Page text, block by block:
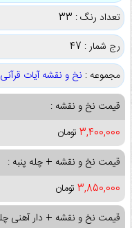
تعداد رنگ : 33
رج شمار : 47
مجموعه : نخ و نقشه آیات
قیمت نخ و نقشه :
3,400,000 تومان
قیمت نخ و نقشه + چله پنبه :
3,850,000 تومان
قیمت نخ و نقشه + دار آهنی